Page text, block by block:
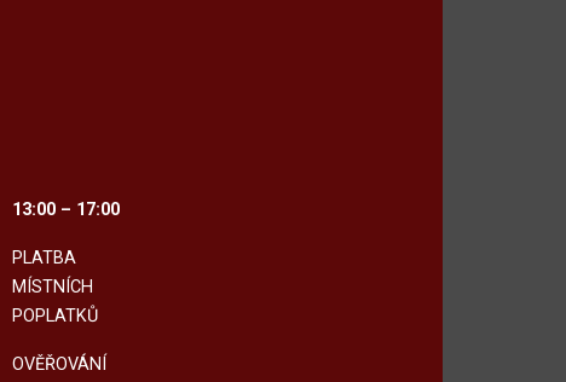
13:00 – 17:00
PLATBA
MÍSTNÍCH
POPLATKŮ
OVĚŘOVÁNÍ